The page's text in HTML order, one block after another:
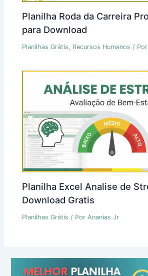
Planilha Roda da Carreira
para Download
Planilhas Grátis, Recursos Humanos /
Planilha Excel Analise de
Download Gratis
Planilhas Grátis / PorAnanias Jr